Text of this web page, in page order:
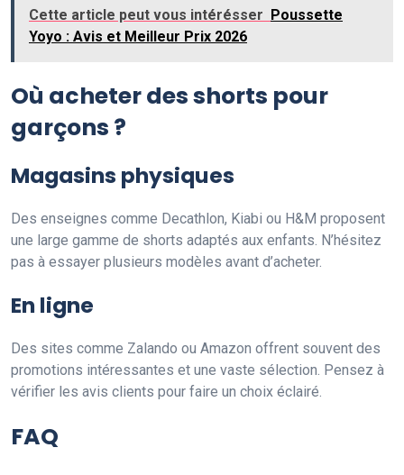
Cette article peut vous intérésser Poussette
Yoyo : Avis et Meilleur Prix 2026
Où acheter des shorts pour
garçons ?
Magasins physiques
Des enseignes comme Decathlon, Kiabi ou H&M proposent
une large gamme de shorts adaptés aux enfants. N’hésitez
pas à essayer plusieurs modèles avant d’acheter.
En ligne
Des sites comme Zalando ou Amazon offrent souvent des
promotions intéressantes et une vaste sélection. Pensez à
vérifier les avis clients pour faire un choix éclairé.
FAQ